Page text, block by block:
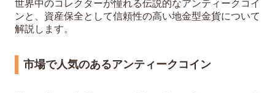
世界中のコレクターが憧れる伝説的なアンティークコイ
ンと、資産保全として信頼性の高い地金型金貨について
解説します。
市場で人気のあるアンティークコイン